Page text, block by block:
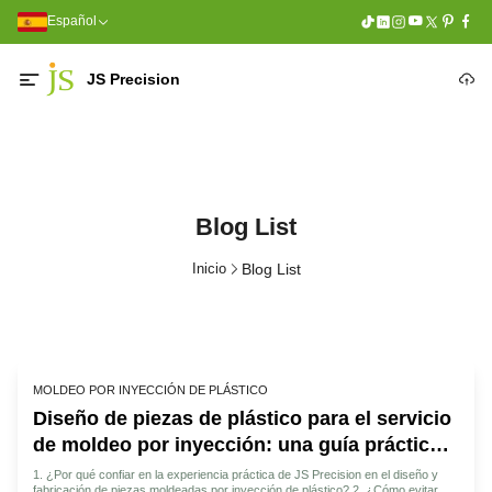
Español
JS Precision
Blog List
Inicio Blog List
MOLDEO POR INYECCIÓN DE PLÁSTICO
Diseño de piezas de plástico para el servicio
de moldeo por inyección: una guía práctica
para la producción de piezas.
1. ¿Por qué confiar en la experiencia práctica de JS Precision en el diseño y
fabricación de piezas moldeadas por inyección de plástico? 2. ¿Cómo evitar